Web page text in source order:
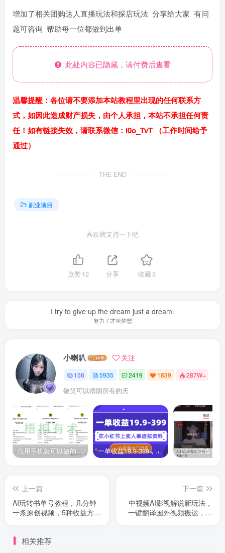
增加了相关团购达人直播玩法和探店玩法 分享给大家 有问
题可咨询 帮助每一位都做到出单
此处内容已隐藏，请付费后查看
温馨提醒：各位请不要添加本站教程里出现的任何联系方
式，如因此造成财产损失，由个人承担，本站不承担任何责
任！如有链接失效，请联系微信：i0o_TvT （工作时间给予
通过）
THE END
副业项目
喜欢就支持一下吧
点赞12 分享 收藏3
I try to give up the dream just a dream.
努力了才叫梦想
小喇叭 关注
156 5935 2419 1839 287W+
微笑可以晴朗所有的天
仅用手机就可以做的小项目，当天就能见钱，每天100-300 一单收益19.9-399，一个蓝海冷门项目，在小红书上卖人事虚拟资料
上一篇
AI玩转书单号教程，几分钟
一条原创视频，5种收益方
下一篇
中视频AI影视解说新玩法，
一键翻译国外视频搬运，百
相关推荐